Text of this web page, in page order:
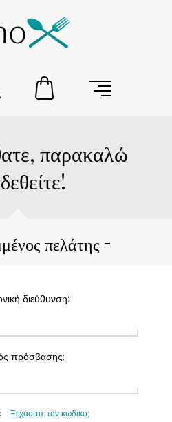
παρακαλώ
πελάτης
διεύθυνση:
πρόσβασης:
Ξεχάσατε τον κωδικό;